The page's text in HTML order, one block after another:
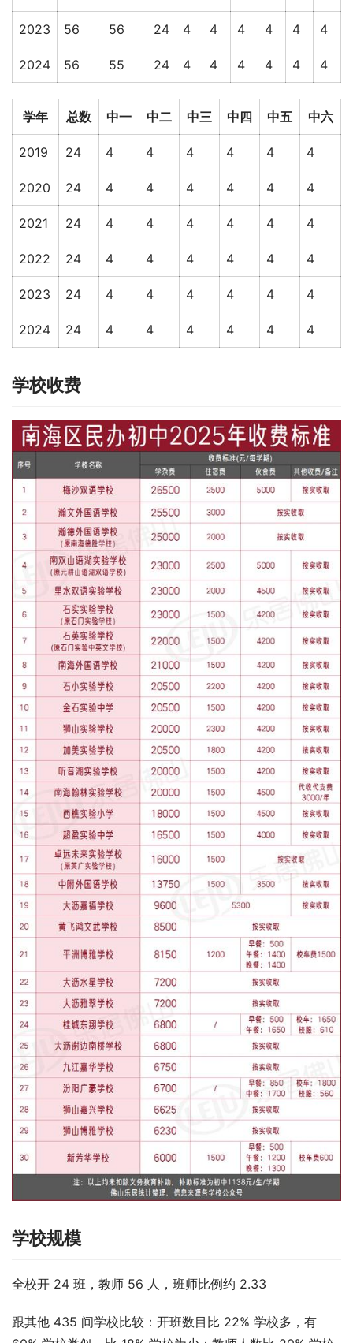
2023 56 56 24 4 4 4 4 4 4
2024 56 55 24 4 4 4 4 4 4
学年 总数 中一 中二 中三 中四 中五 中六
2019 24 4 4 4 4 4 4
2020 24 4 4 4 4 4 4
2021 24 4 4 4 4 4 4
2022 24 4 4 4 4 4 4
2023 24 4 4 4 4 4 4
2024 24 4 4 4 4 4 4
学校收费
学校规模
全校开 24 班，教师 56 人，班师比例约 2.33
跟其他 435 间学校比较：开班数目比 22% 学校多，有